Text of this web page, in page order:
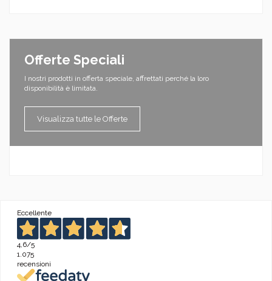
Offerte Speciali
I nostri prodotti in offerta speciale, affrettati perché la loro
disponibilità è limitata.
Visualizza tutte le Offerte
Eccellente
4,6/5
1.075
recensioni